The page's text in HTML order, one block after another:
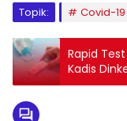
Topik:
Covid-19
Rapid
Kadis
Cerdas